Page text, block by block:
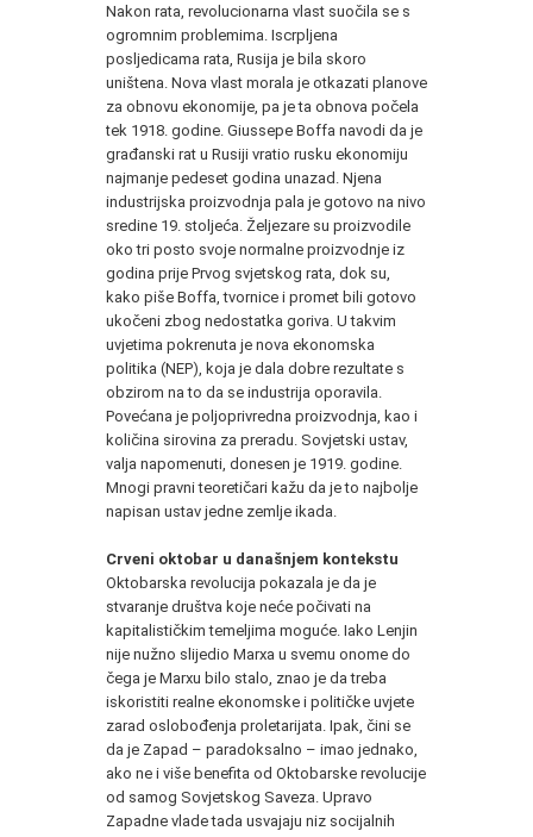
Nakon rata, revolucionarna vlast suočila se s
ogromnim problemima. Iscrpljena
posljedicama rata, Rusija je bila skoro
uništena. Nova vlast morala je otkazati planove
za obnovu ekonomije, pa je ta obnova počela
tek 1918. godine. Giussepe Boffa navodi da je
građanski rat u Rusiji vratio rusku ekonomiju
najmanje pedeset godina unazad. Njena
industrijska proizvodnja pala je gotovo na nivo
sredine 19. stoljeća. Željezare su proizvodile
oko tri posto svoje normalne proizvodnje iz
godina prije Prvog svjetskog rata, dok su,
kako piše Boffa, tvornice i promet bili gotovo
ukočeni zbog nedostatka goriva. U takvim
uvjetima pokrenuta je nova ekonomska
politika (NEP), koja je dala dobre rezultate s
obzirom na to da se industrija oporavila.
Povećana je poljoprivredna proizvodnja, kao i
količina sirovina za preradu. Sovjetski ustav,
valja napomenuti, donesen je 1919. godine.
Mnogi pravni teoretičari kažu da je to najbolje
napisan ustav jedne zemlje ikada.
Crveni oktobar u današnjem kontekstu
Oktobarska revolucija pokazala je da je
stvaranje društva koje neće počivati na
kapitalističkim temeljima moguće. Iako Lenjin
nije nužno slijedio Marxa u svemu onome do
čega je Marxu bilo stalo, znao je da treba
iskoristiti realne ekonomske i političke uvjete
zarad oslobođenja proletarijata. Ipak, čini se
da je Zapad – paradoksalno – imao jednako,
ako ne i više benefita od Oktobarske revolucije
od samog Sovjetskog Saveza. Upravo
Zapadne vlade tada usvajaju niz socijalnih